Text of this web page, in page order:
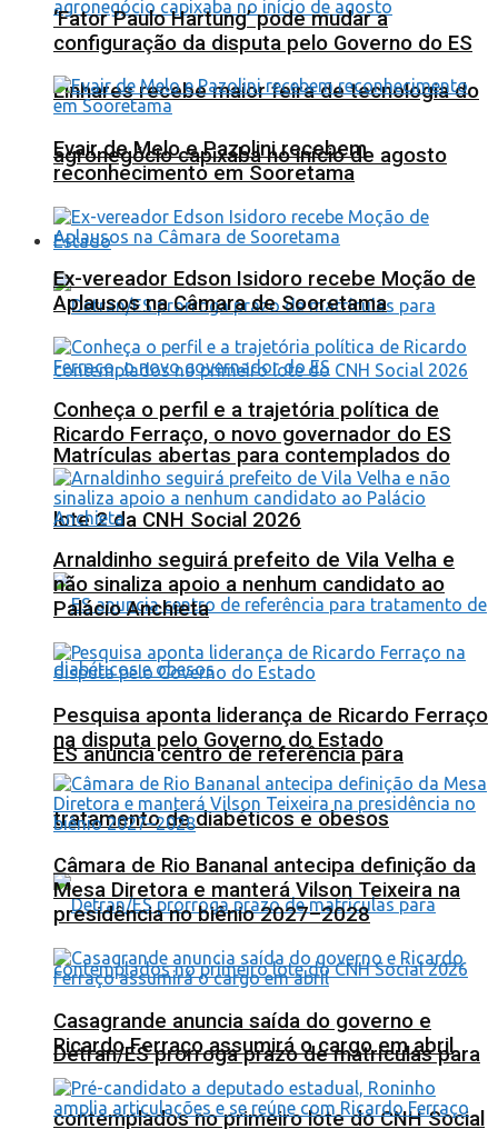
Linhares recebe maior feira de tecnologia do
agronegócio capixaba no início de agosto
Estado
Matrículas abertas para contemplados do
lote 2 da CNH Social 2026
ES anuncia centro de referência para
tratamento de diabéticos e obesos
Detran/ES prorroga prazo de matrículas para
contemplados no primeiro lote do CNH Social
‘Fator Paulo Hartung’ pode mudar a
configuração da disputa pelo Governo do ES
Evair de Melo e Pazolini recebem
reconhecimento em Sooretama
Ex-vereador Edson Isidoro recebe Moção de
Aplausos na Câmara de Sooretama
Conheça o perfil e a trajetória política de
Ricardo Ferraço, o novo governador do ES
Arnaldinho seguirá prefeito de Vila Velha e
não sinaliza apoio a nenhum candidato ao
Palácio Anchieta
Pesquisa aponta liderança de Ricardo Ferraço
na disputa pelo Governo do Estado
Câmara de Rio Bananal antecipa definição da
Mesa Diretora e manterá Vilson Teixeira na
presidência no biênio 2027–2028
Casagrande anuncia saída do governo e
Ricardo Ferraço assumirá o cargo em abril